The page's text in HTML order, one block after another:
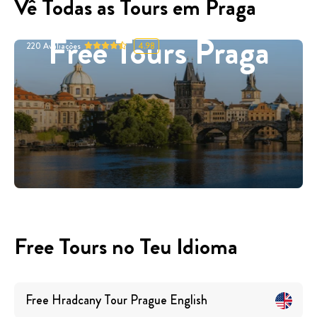
Vê Todas as Tours em Praga
Free Tours Praga
220 Avaliações 4.98
Free Tours no Teu Idioma
Free Hradcany Tour Prague English